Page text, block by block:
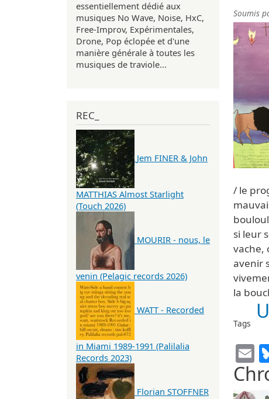
Soumis
/ le
si leur
vache,
avenir
la
Tags
essentiellement dédié aux
musiques No Wave, Noise, HxC,
Free-Improv, Expérimentales,
Drone, Pop éclopée et d'une
manière générale à toutes les
musiques de traviole...
REC_
Jem FINER & John
MATTHIAS Almost Starlight
(Touch 2026)
MOURIR - nous, le
venin (Pelagic records 2026)
WATT - Recorded
in Miami 1989-1991 (Palilalia
Records 2023)
Florian STOFFNER